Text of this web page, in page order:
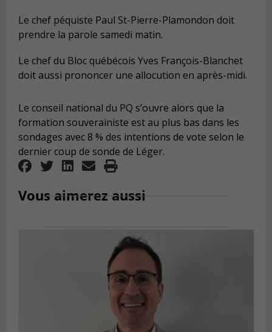
Le chef péquiste Paul St-Pierre-Plamondon doit
prendre la parole samedi matin.
Le chef du Bloc québécois Yves François-Blanchet
doit aussi prononcer une allocution en après-midi.
Le conseil national du PQ s’ouvre alors que la
formation souverainiste est au plus bas dans les
sondages avec 8 % des intentions de vote selon le
dernier coup de sonde de Léger.
Vous aimerez aussi